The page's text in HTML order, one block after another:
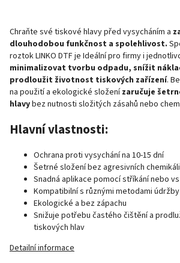
Chraňte své tiskové hlavy před vysycháním a
dlouhodobou funkčnost a spolehlivost.
roztok LINKO DTF je Ideální pro firmy i
minimalizovat tvorbu odpadu, snížit
prodloužit životnost tiskových zařízení.
na použití a ekologické složenízaručuje
hlavybez nutnosti složitých zásahů nebo
Hlavní vlastnosti:
Ochrana proti vysychání na 10-15 dní
Šetrné složení bez agresivních
Snadná aplikace pomocí stříkání nebo
Kompatibilní s různými metodami údržby
Ekologické a bez zápachu
Snižuje potřebu častého čištění a
tiskových hlav
Detailní informace